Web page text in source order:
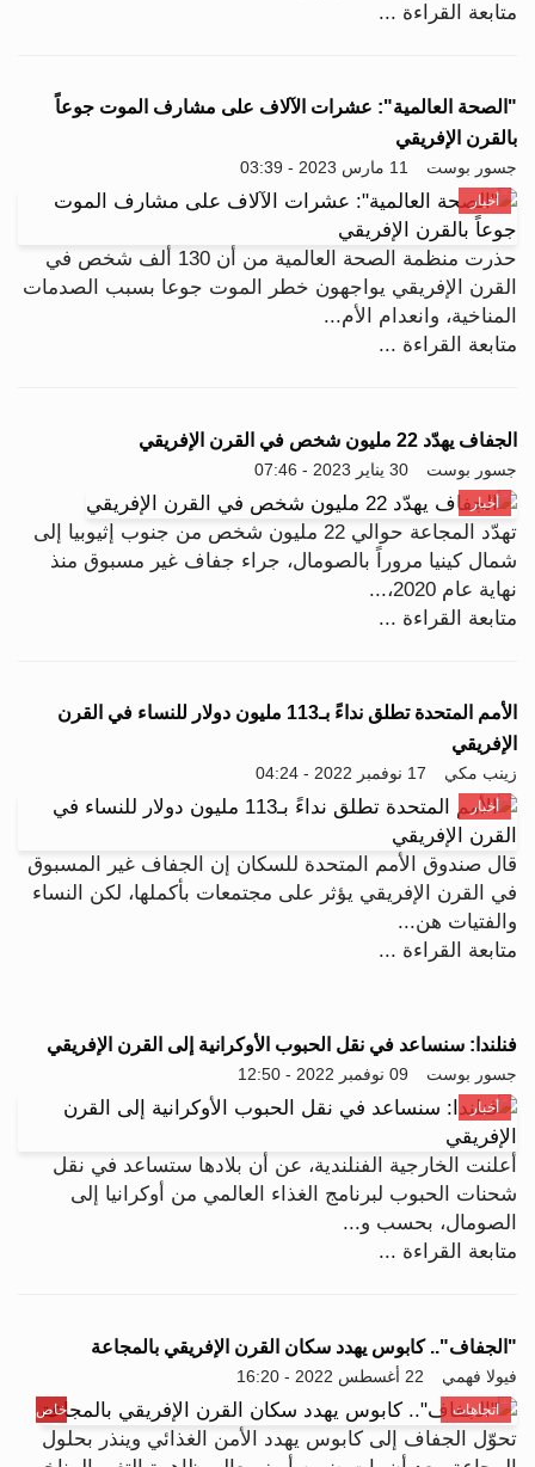
متابعة القراءة ...
"الصحة العالمية": عشرات الآلاف على مشارف الموت جوعاً
بالقرن الإفريقي
جسور بوست 11 مارس 2023 - 03:39
أخبار
حذرت منظمة الصحة العالمية من أن 130 ألف شخص في
القرن الإفريقي يواجهون خطر الموت جوعا بسبب الصدمات
المناخية، وانعدام الأم...
متابعة القراءة ...
الجفاف يهدّد 22 مليون شخص في القرن الإفريقي
جسور بوست 30 يناير 2023 - 07:46
أخبار
تهدّد المجاعة حوالي 22 مليون شخص من جنوب إثيوبيا إلى
شمال كينيا مروراً بالصومال، جراء جفاف غير مسبوق منذ
نهاية عام 2020،...
متابعة القراءة ...
الأمم المتحدة تطلق نداءً بـ113 مليون دولار للنساء في القرن
الإفريقي
زينب مكي 17 نوفمبر 2022 - 04:24
أخبار
قال صندوق الأمم المتحدة للسكان إن الجفاف غير المسبوق
في القرن الإفريقي يؤثر على مجتمعات بأكملها، لكن النساء
والفتيات هن...
متابعة القراءة ...
فنلندا: سنساعد في نقل الحبوب الأوكرانية إلى القرن الإفريقي
جسور بوست 09 نوفمبر 2022 - 12:50
أخبار
أعلنت الخارجية الفنلندية، عن أن بلادها ستساعد في نقل
شحنات الحبوب لبرنامج الغذاء العالمي من أوكرانيا إلى
الصومال، بحسب و...
متابعة القراءة ...
"الجفاف".. كابوس يهدد سكان القرن الإفريقي بالمجاعة
فيولا فهمي 22 أغسطس 2022 - 16:20
اتجاهات خاص
تحوّل الجفاف إلى كابوس يهدد الأمن الغذائي وينذر بحلول